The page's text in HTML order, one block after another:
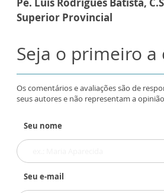
Pe. Luís Rodrigues Batista,
Superior Provincial
Seja o primeiro
Os comentários e avaliações são de
seus autores e não representam a
Seu nome
Seu e-mail